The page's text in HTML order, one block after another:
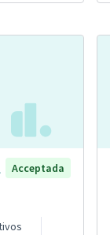
Acceptada